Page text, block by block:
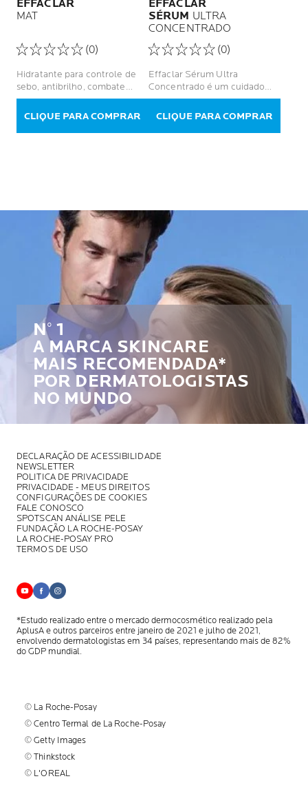
EFFACLAR
MAT
(0)
Hidratante para controle de
sebo, antibrilho, combate
poros dilatados, cuidados para
pele
CLIQUE PARA COMPRAR
EFFACLAR
SÉRUM ULTRA
CONCENTRADO
(0)
Effaclar Sérum Ultra
Concentrado é um cuidado
diário antiacne, com efeito
peeling suave e alta eficácia
nos resultado.
CLIQUE PARA COMPRAR
N° 1
A MARCA SKINCARE
MAIS RECOMENDADA*
POR DERMATOLOGISTAS
NO MUNDO
DECLARAÇÃO DE ACESSIBILIDADE
NEWSLETTER
POLITICA DE PRIVACIDADE
PRIVACIDADE - MEUS DIREITOS
CONFIGURAÇÕES DE COOKIES
FALE CONOSCO
SPOTSCAN ANÁLISE PELE
FUNDAÇÃO LA ROCHE-POSAY
LA ROCHE-POSAY PRO
TERMOS DE USO
*Estudo realizado entre o mercado dermocosmético realizado pela
AplusAe outros parceiros entre janeiro de 2021 e julho de 2021,
envolvendodermatologistas em 34 países, representando mais de 82%
do GDP mundial.
© La Roche-Posay
© Centro Termal de La Roche-Posay
© Getty Images
© Thinkstock
© L'OREAL